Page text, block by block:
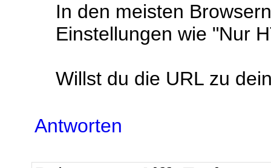
In den meisten
Einstellungen wie "Nur
Willst du die URL zu
Antworten